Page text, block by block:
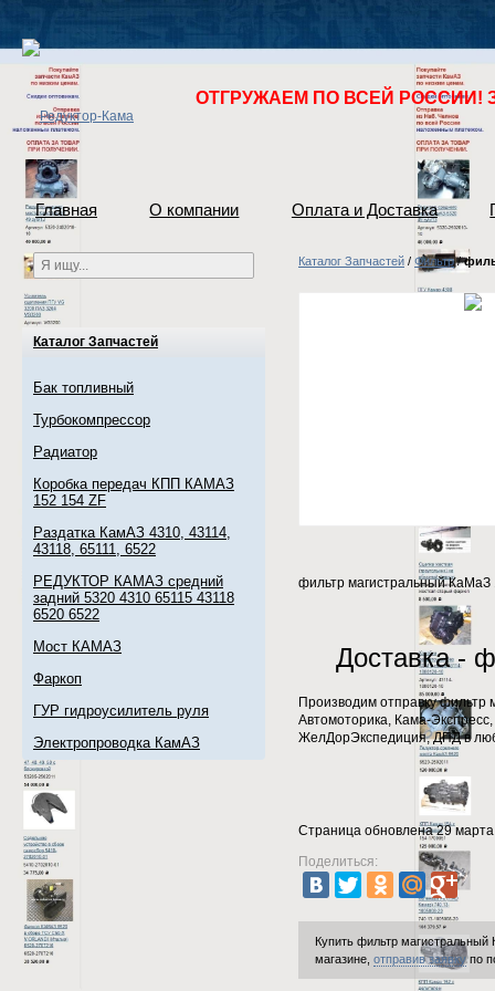
ОТГРУЖАЕМ ПО ВСЕЙ РОССИИ!
Главная О компании Оплата и Доставка
Каталог Запчастей
Бак топливный
Турбокомпрессор
Радиатор
Коробка передач КПП КАМАЗ
152 154 ZF
Раздатка КамАЗ 4310, 43114,
43118, 65111, 6522
РЕДУКТОР КАМАЗ средний
задний 5320 4310 65115 43118
6520 6522
Мост КАМАЗ
Фаркоп
ГУР гидроусилитель руля
Электропроводка КамАЗ
Каталог Запчастей / Фильтр/
фильтр магистральный КаМаЗ
Доставка -
Производим отправку фильтр
Автомоторика, Кама-
ЖелДорЭкспедиция, ДПД в
Страница обновлена 29 марта
Поделиться:
Купить фильтр
магазине, отправив заявкупо